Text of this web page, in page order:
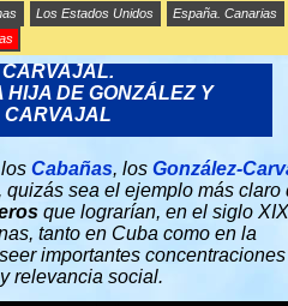
Los Estados Unidos
España. Canarias
CABAÑAS Y GONZÁLEZ-
CARVAJAL.
HIJA DE GONZÁLEZ Y
CARVAJAL
Cabañas, los González-
, quizás sea el ejemplo más claro
que lograrían, en el siglo
tanto en Cuba como en la
importantes
relevancia social.